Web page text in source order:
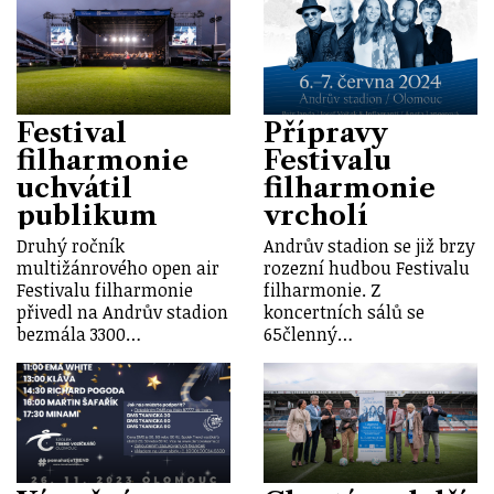
Festival
filharmonie
uchvátil
publikum
Druhý ročník
multižánrového open air
Festivalu filharmonie
přivedl na Andrův stadion
bezmála 3300…
Přípravy
Festivalu
filharmonie
vrcholí
Andrův stadion se již brzy
rozezní hudbou Festivalu
filharmonie. Z
koncertních sálů se
65členný…